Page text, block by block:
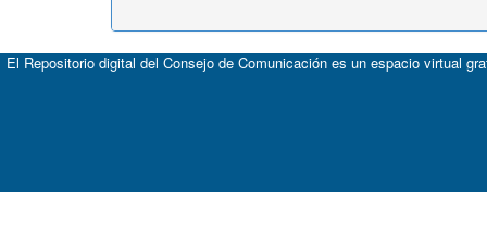
El Repositorio digital del Consejo de Comunicación es un espacio virtual